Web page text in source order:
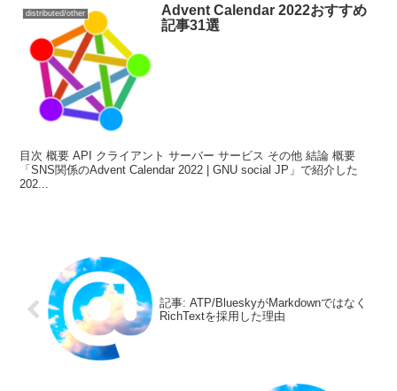
distributed/other
Advent Calendar 2022おすすめ
記事31選
目次 概要 API クライアント サーバー サービス その他 結論 概要
「SNS関係のAdvent Calendar 2022 | GNU social JP」で紹介した
202...
記事: ATP/BlueskyがMarkdownではなく
RichTextを採用した理由